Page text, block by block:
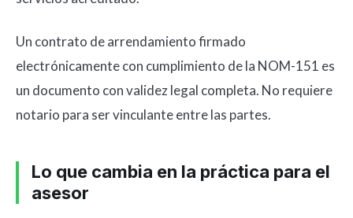
Un contrato de arrendamiento firmado
electrónicamente con cumplimiento de la NOM-151 es
un documento con validez legal completa. No requiere
notario para ser vinculante entre las partes.
Lo que cambia en la práctica para el
asesor